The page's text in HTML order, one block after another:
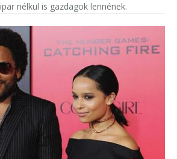
nélkül is gazdagok lennének.